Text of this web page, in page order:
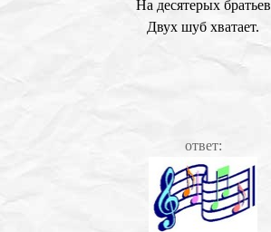
На десятерых братьев
Двух шуб хватает.
ответ: